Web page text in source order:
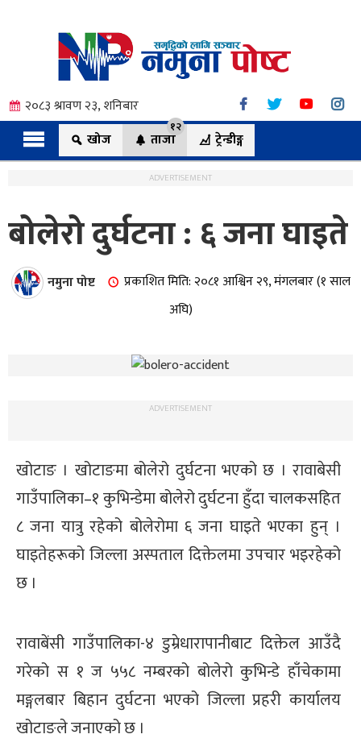
२०८३ श्रावण २३, शनिबार
खोज
ताजा
१२
ट्रेन्डीङ्ग
ADVERTISEMENT
बोलेरो दुर्घटना : ६ जना घाइते
नमुना पोष्ट
प्रकाशित मिति: २०८१ आश्विन २९, मंगलबार (१ साल
अघि)
ADVERTISEMENT
खोटाङ । खोटाङमा बोलेरो दुर्घटना भएको छ । रावाबेसी
गाउँपालिका–१ कुभिन्डेमा बोलेरो दुर्घटना हुँदा चालकसहित
८ जना यात्रु रहेको बोलेरोमा ६ जना घाइते भएका हुन् ।
घाइतेहरूको जिल्ला अस्पताल दिक्तेलमा उपचार भइरहेको
छ ।
रावाबेंसी गाउँपालिका-४ डुम्रेधारापानीबाट दिक्तेल आउँदै
गरेको स १ ज ५५८ नम्बरको बोलेरो कुभिन्डे हाँचेकामा
मङ्गलबार बिहान दुर्घटना भएको जिल्ला प्रहरी कार्यालय
खोटाङले जनाएको छ ।